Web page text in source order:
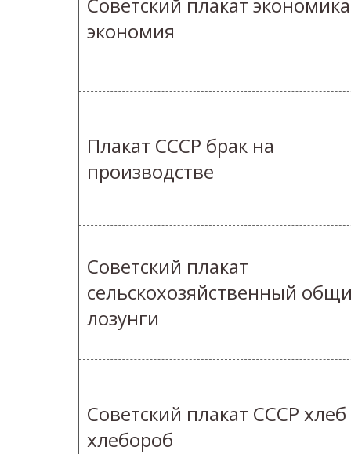
Советский плакат
экономия
Плакат СССР брак на
производстве
Советский плакат
сельскохозяйственный
лозунги
Советский плакат СССР хлеб
хлебороб